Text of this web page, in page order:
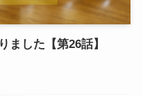
ました【第26話】